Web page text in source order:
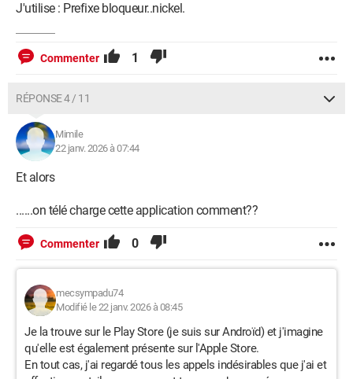
J'utilise : Prefixe bloqueur..nickel.
Commenter 1
RÉPONSE 4 / 11
Mimile
22 janv. 2026 à 07:44
Et alors
......on télé charge cette application comment??
Commenter 0
mecsympadu74
Modifié le 22 janv. 2026 à 08:45
Je la trouve sur le Play Store (je suis sur Androïd) et j'imagine
qu'elle est également présente sur l'Apple Store.
En tout cas, j'ai regardé tous les appels indésirables que j'ai et